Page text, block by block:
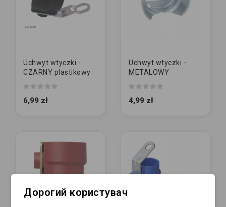
Uchwyt wtyczki -
CZARNY plastikowy
6,99 zł
Uchwyt wtyczki -
METALOWY
4,99 zł
Дорогий користувач